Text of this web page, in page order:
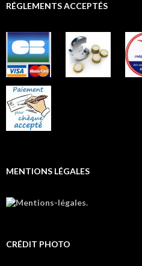
RÉGLEMENTS ACCEPTÉS
MENTIONS LÉGALES
CRÉDIT PHOTO